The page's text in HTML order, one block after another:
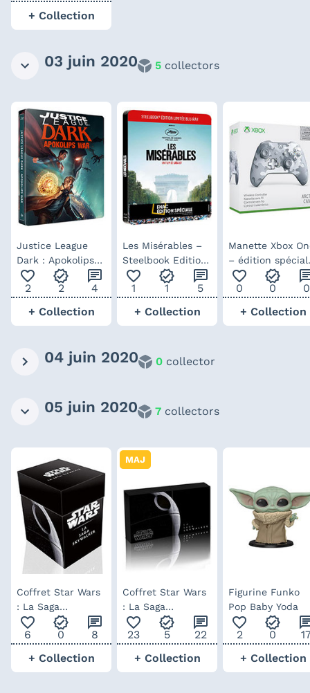
+ Collection
03 juin 2020 5 collectors
Justice League
Dark : Apokolips
War – steelbook
favorite_outline
2
verified
2
chat
4
+ Collection
Les Misérables –
Steelbook Edition
Spéciale Fnac
Blu-ray
favorite_outline
1
verified
1
chat
5
+ Collection
Manette Xbox
– édition
Artic Camo
favorite_outline
0
verified
0
0
+ Collection
04 juin 2020 0 collector
05 juin 2020 7 collectors
Coffret Star Wars
: La Saga
Skywalker
favorite_outline
6
verified
0
chat
8
+ Collection
MAJ
Coffret Star Wars
: La Saga
Skywalker - Blu-
ray 4K
favorite_outline
23
verified
5
chat
22
+ Collection
Figurine Funko
Pop Baby Yoda
favorite_outline
2
verified
0
+ Collection